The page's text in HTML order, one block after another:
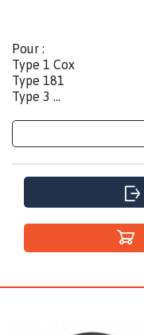
Pour :
Type 1 Cox
Type 181
Type 3 ...